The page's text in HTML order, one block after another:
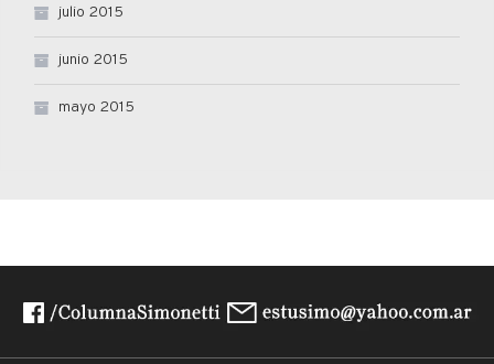
julio 2015
junio 2015
mayo 2015